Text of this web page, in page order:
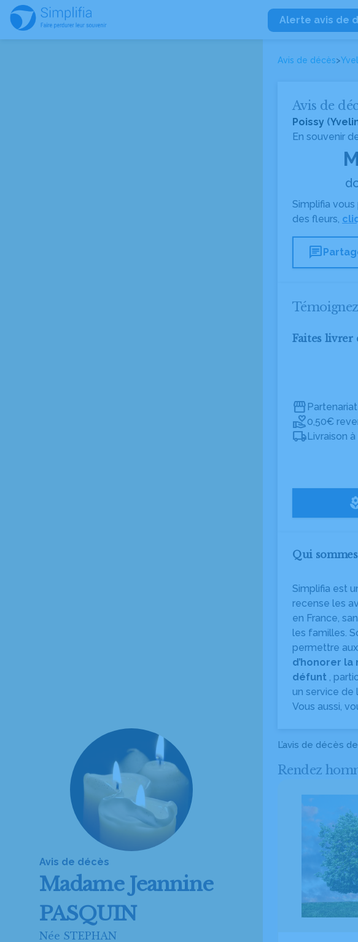
Alerte avis de
Avis de décès
Madame Jeannine
PASQUIN
Née STEPHAN
Avis de décès>
Avis de
Poissy (
En souvenir
Simplifia
des fleurs,
chat
Faites livrer
0,50€
Livraison
Qui
Simplifia est
recense les
en France,
les familles.
permettre
d’honorer la
défunt ,
un service de
Vous aussi,
L’avis de décès
Rendez